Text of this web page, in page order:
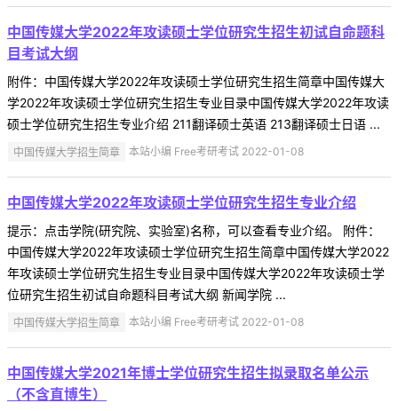
中国传媒大学2022年攻读硕士学位研究生招生初试自命题科
目考试大纲
附件：中国传媒大学2022年攻读硕士学位研究生招生简章中国传媒大
学2022年攻读硕士学位研究生招生专业目录中国传媒大学2022年攻读
硕士学位研究生招生专业介绍 211翻译硕士英语 213翻译硕士日语 ...
中国传媒大学招生简章 本站小编 Free考研考试 2022-01-08
中国传媒大学2022年攻读硕士学位研究生招生专业介绍
提示：点击学院(研究院、实验室)名称，可以查看专业介绍。 附件：
中国传媒大学2022年攻读硕士学位研究生招生简章中国传媒大学2022
年攻读硕士学位研究生招生专业目录中国传媒大学2022年攻读硕士学
位研究生招生初试自命题科目考试大纲 新闻学院 ...
中国传媒大学招生简章 本站小编 Free考研考试 2022-01-08
中国传媒大学2021年博士学位研究生招生拟录取名单公示
（不含直博生）